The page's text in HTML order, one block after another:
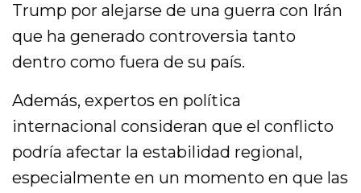
Trump por alejarse de una guerra con Irán
que ha generado controversia tanto
dentro como fuera de su país.
Además, expertos en política
internacional consideran que el conflicto
podría afectar la estabilidad regional,
especialmente en un momento en que las